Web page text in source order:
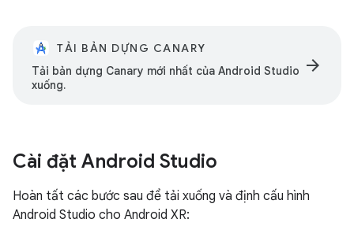
TẢI BẢN DỰNG CANARY
Tải bản dựng Canary mới nhất của Android Studio
xuống.
arrow_forward
Cài đặt Android Studio
Hoàn tất các bước sau để tải xuống và định cấu hình
Android Studio cho Android XR: